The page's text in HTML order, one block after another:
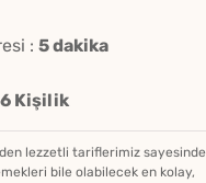
: 5 dakika
6 Kişilik
lezzetli tariflerimiz sayesinde
bile olabilecek en kolay,